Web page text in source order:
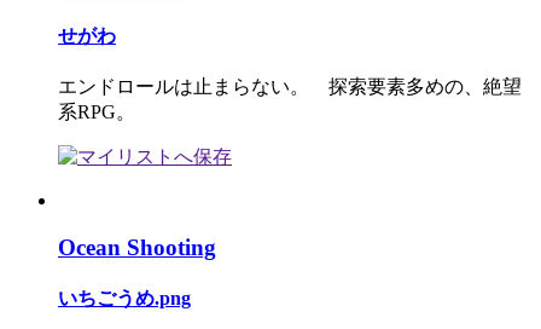
せがわ
エンドロールは止まらない。 探索要素多めの、絶望
系RPG。
Ocean Shooting
いちごうめ.png